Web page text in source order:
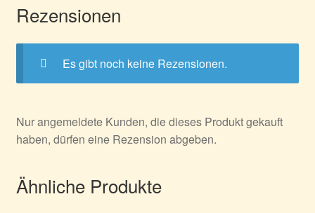
Rezensionen
Es gibt noch keine Rezensionen.
Nur angemeldete Kunden, die dieses Produkt gekauft
haben, dürfen eine Rezension abgeben.
Ähnliche Produkte